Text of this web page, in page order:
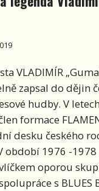
VLADIMÍR
zapsal do dějin
hudby. V
formace
desku českého
období 1976 -1978
oporou
s BLUES